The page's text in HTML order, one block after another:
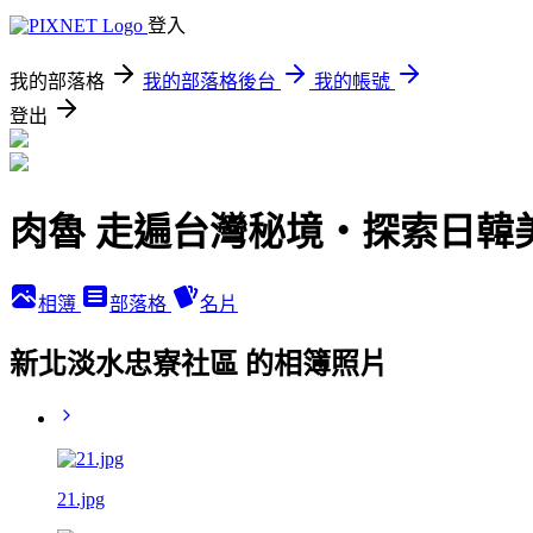
登入
我的部落格 我的部落格後台
我的帳號
登出
肉魯 走遍台灣秘境・探索日韓
相簿 部落格 名片
新北淡水忠寮社區 的相簿照片
21.jpg